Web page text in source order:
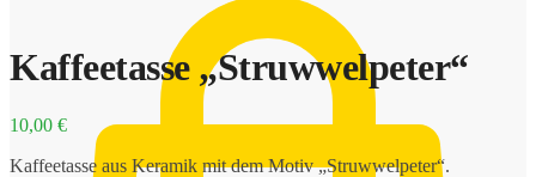
Kaffeetasse „Struwwelpeter“
10,00 €
Kaffeetasse aus Keramik mit dem Motiv „Struwwelpeter“.